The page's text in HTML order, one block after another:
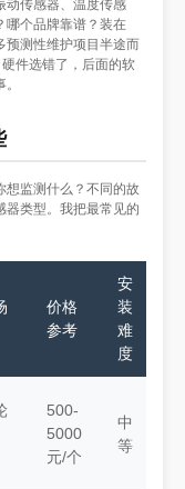
动传感器、温度传感
个品牌靠谱？装在
预测性维护项目半途而
件选错了，后面的软
想监测什么？不同的故
器类型。我把最常见的
价格
参考
安
装
难
度
500-
5000
元/个
中
等